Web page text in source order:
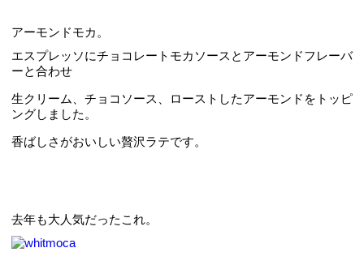
アーモンドモカ。
エスプレッソにチョコレートモカソースとアーモンドフレーバ
ーと合わせ
生クリーム、チョコソース、ローストしたアーモンドをトッピ
ングしました。
香ばしさがおいしい贅沢ラテです。
去年も大人気だったこれ。